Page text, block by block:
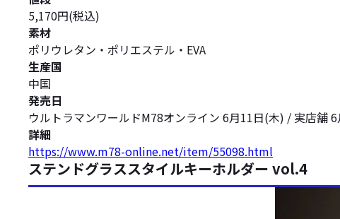
5,170円(税込)
素材
ポリウレタン・ポリエステル・EVA
生産国
中国
発売日
ウルトラマンワールドM78オンライン 6月11日(木) / 実店舗
詳細
https://www.m78-online.net/item/55098.html
ステンドグラススタイルキーホルダー vol.4